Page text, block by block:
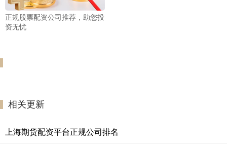
正规股票配资公司推荐，助您投
资无忧
相关更新
上海期货配资平台正规公司排名